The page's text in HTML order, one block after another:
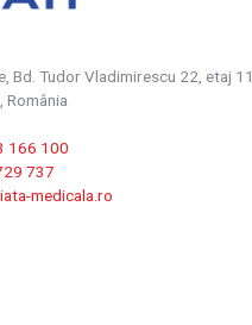
Bd. Tudor Vladimirescu 22, etaj 11,
166 100
737
medicala.ro